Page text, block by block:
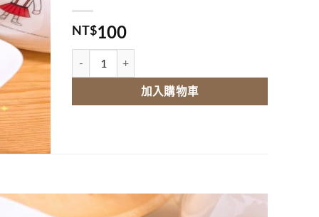
NT$100
加入購物車